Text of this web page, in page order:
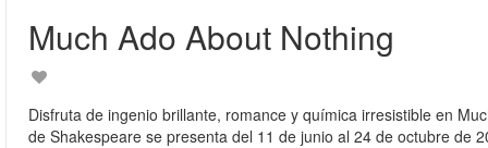
Much Ado About Nothing
Disfruta de ingenio brillante, romance y química irresistible en
de Shakespeare se presenta del 11 de junio al 24 de octubre de